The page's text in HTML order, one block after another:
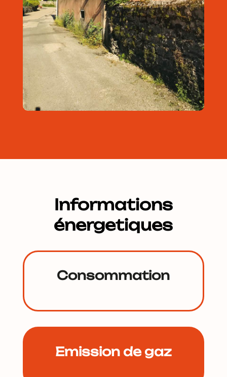
Informations
énergetiques
Consommation
Emission de gaz